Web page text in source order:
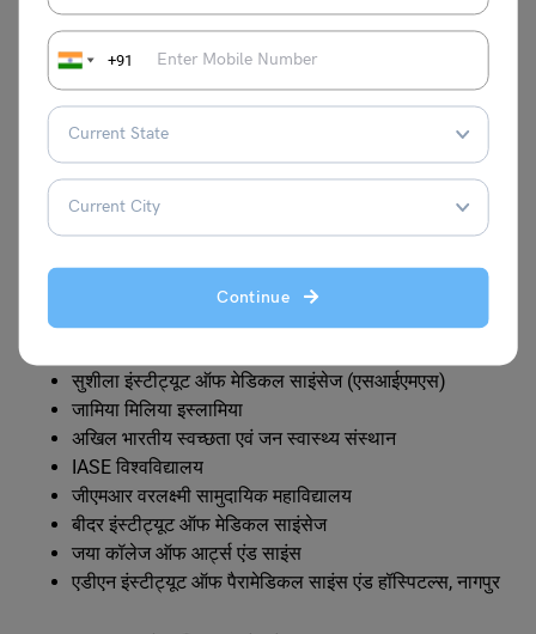
+91
Continue
CMLT कोर्स ऑफर करने वाले प्रमुख
संस्थान
नीचे भारत में सीएमएलटी कोर्स ऑफर करने वाले कुछ प्रमुख संस्थानों की
दिल्ली पैरामेडिकल एवं प्रबंधन संस्थान (डीपीएमआई)
सुशीला इंस्टीट्यूट ऑफ मेडिकल साइंसेज (एसआईएमएस)
जामिया मिलिया इस्लामिया
अखिल भारतीय स्वच्छता एवं जन स्वास्थ्य संस्थान
IASE विश्वविद्यालय
जीएमआर वरलक्ष्मी सामुदायिक महाविद्यालय
बीदर इंस्टीट्यूट ऑफ मेडिकल साइंसेज
जया कॉलेज ऑफ आर्ट्स एंड साइंस
एडीएन इंस्टीट्यूट ऑफ पैरामेडिकल साइंस एंड हॉस्पिटल्स, नागपुर